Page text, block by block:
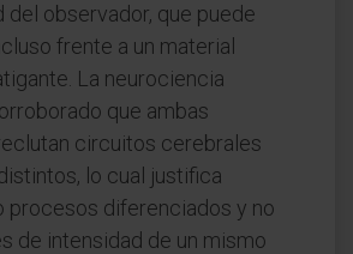
del observador, que puede
frente a un material
La neurociencia
que ambas
circuitos cerebrales
lo cual justifica
procesos diferenciados y no
de intensidad de un mismo